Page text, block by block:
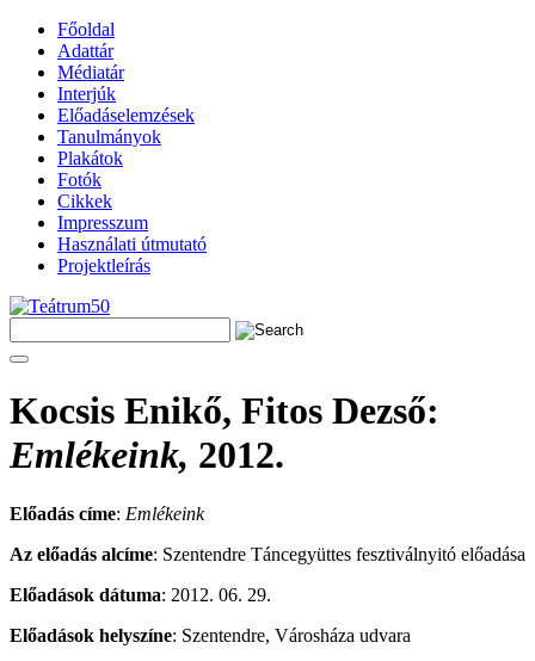
Főoldal
Adattár
Médiatár
Interjúk
Előadáselemzések
Tanulmányok
Plakátok
Fotók
Cikkek
Impresszum
Használati útmutató
Projektleírás
Kocsis Enikő, Fitos Dezső:
Emlékeink, 2012.
Előadás címe: Emlékeink
Az előadás alcíme: Szentendre Táncegyüttes fesztiválnyitó előadása
Előadások dátuma: 2012. 06. 29.
Előadások helyszíne: Szentendre, Városháza udvara